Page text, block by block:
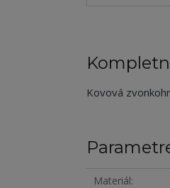
Kovová
Materiál